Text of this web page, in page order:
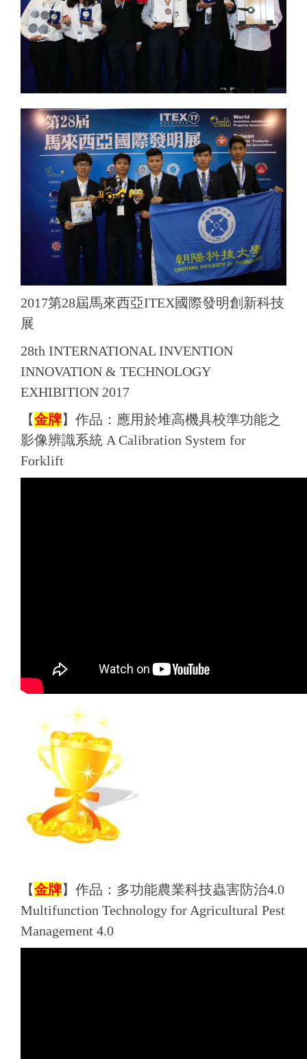
2017第28屆馬來西亞ITEX國際發明創新科技
展
28th INTERNATIONAL INVENTION
INNOVATION & TECHNOLOGY
EXHIBITION 2017
【金牌】 作品： 應用於堆高機具校準功能之
影像辨識系統 A Calibration System for
Forklift
【金牌】 作品： 多功能農業科技蟲害防治4.0
Multifunction Technology for Agricultural Pest
Management 4.0